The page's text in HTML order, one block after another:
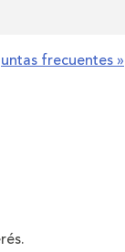
frecuentes »